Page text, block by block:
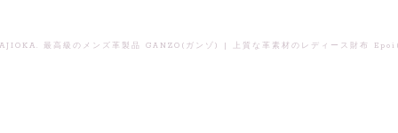
AJIOKA. 最高級のメンズ革製品 GANZO(ガンゾ) | 上質な革素材のレディース財布